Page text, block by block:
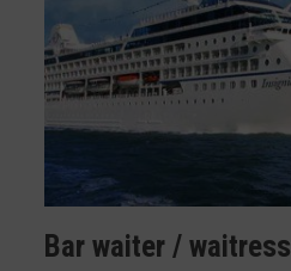
Bar waiter / waitress